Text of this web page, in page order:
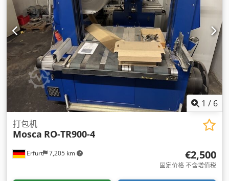
1 / 6
Erfurt 7,205 km
打包机
Mosca RO-TR900-4
€2,500
固定价格 不含增值税